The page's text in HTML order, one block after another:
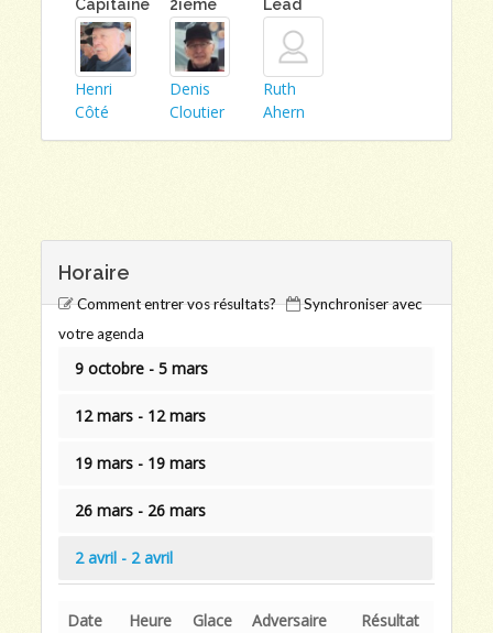
Capitaine
Henri
Côté
2ieme
Denis
Cloutier
Lead
Ruth
Ahern
Horaire
Comment entrer vos résultats?
Synchroniser avec
votre agenda
9 octobre - 5 mars
12 mars - 12 mars
19 mars - 19 mars
26 mars - 26 mars
2 avril - 2 avril
Date Heure Glace Adversaire
Résultat